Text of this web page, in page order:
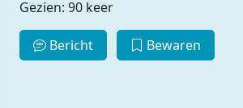
Gezien: 90 keer
Bericht Bewaren